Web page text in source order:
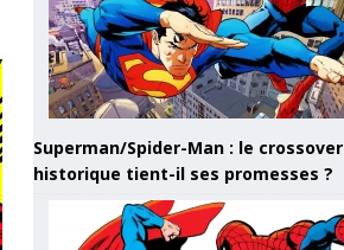
Superman/Spider-Man : le crossover
historique tient-il ses promesses ?